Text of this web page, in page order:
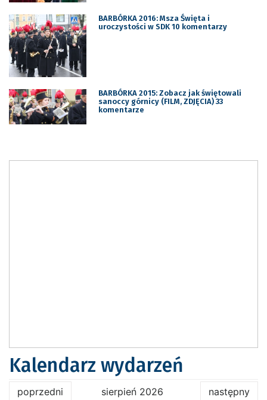
BARBÓRKA 2016: Msza Święta i
uroczystości w SDK 10 komentarzy
BARBÓRKA 2015: Zobacz jak świętowali
sanoccy górnicy (FILM, ZDJĘCIA) 33
komentarze
Kalendarz wydarzeń
poprzedni sierpień 2026 następny